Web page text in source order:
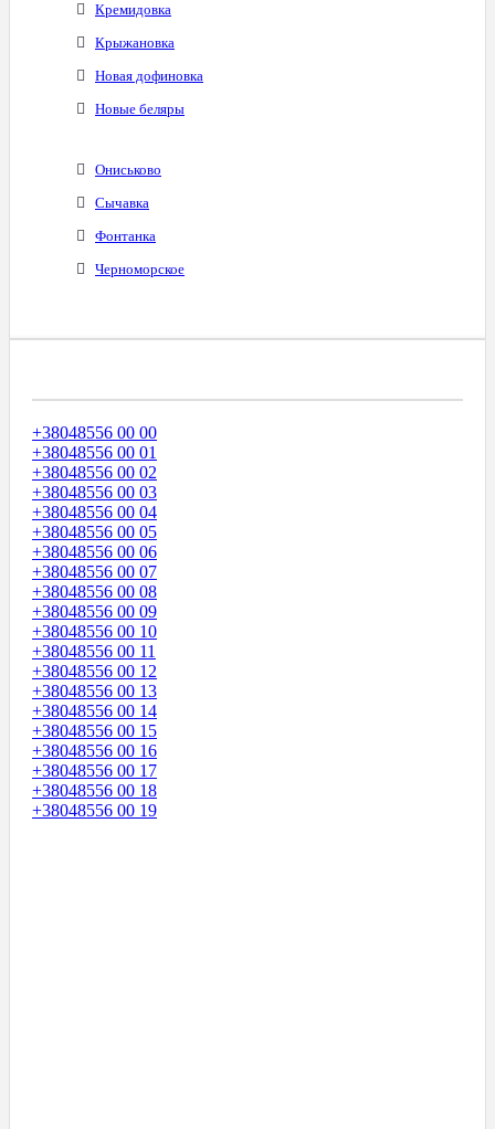
Кремидовка
Крыжановка
Новая дофиновка
Новые беляры
Ониськово
Сычавка
Фонтанка
Черноморское
+38048556 00 00
+38048556 00 01
+38048556 00 02
+38048556 00 03
+38048556 00 04
+38048556 00 05
+38048556 00 06
+38048556 00 07
+38048556 00 08
+38048556 00 09
+38048556 00 10
+38048556 00 11
+38048556 00 12
+38048556 00 13
+38048556 00 14
+38048556 00 15
+38048556 00 16
+38048556 00 17
+38048556 00 18
+38048556 00 19